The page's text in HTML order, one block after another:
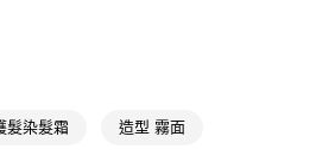
】
髮染髮霜 造型 霧面